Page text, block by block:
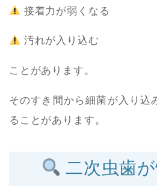
接着力が弱くなる
汚れが入り込む
ことがあります。
そのすき間から細菌が入り込
ることがあります。
二次虫歯